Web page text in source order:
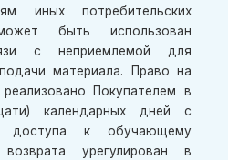
иных потребительских
быть использован
с неприемлемой для
материала. Право на
Покупателем в
календарных дней с
доступа к обучающему
урегулирован в